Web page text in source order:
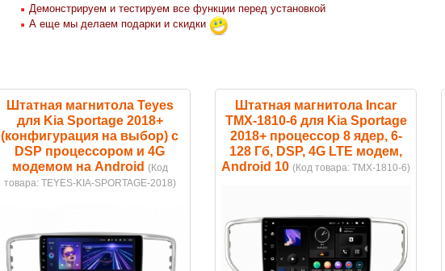
Демонстрируем и тестируем все функции перед установкой
А еще мы делаем подарки и скидки
Штатная магнитола Teyes
для Kia Sportage 2018+
(конфигурация на выбор) с
DSP процессором и 4G
модемом на Android (Код
товара: TEYES-KIA-SPORTAGE-2018)
Штатная магнитола Incar
TMX-1810-6 для Kia Sportage
2018+ процессор 8 ядер, 6-
128 Гб, DSP, 4G LTE модем,
Android 10 (Код товара: TMX-1810-6)